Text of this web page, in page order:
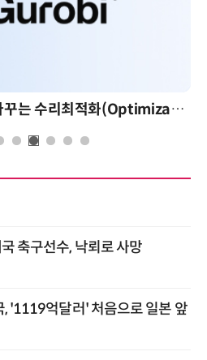
나: 폭증하는 AI 토큰 비용 관리
축구선수, 낙뢰로 사망
, '1119억달러' 처음으로 일본 앞